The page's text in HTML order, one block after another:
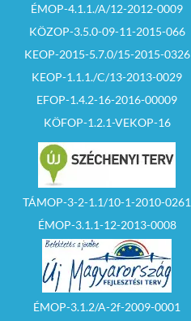
ÉMOP-4.1.1./A/12-2012-0009
KÖZOP-3.5.0-09-11-2015-066
KEOP-2015-5.7.0/15-2015-0326
KEOP-1.1.1./C/13-2013-0029
EFOP-1.4.2-16-2016-00009
KÖFOP-1.2.1-VEKOP-16
TÁMOP-3-2-1.1/10-1-2010-0261
ÉMOP-3.1.1-12-2013-0008
ÉMOP-3.1.2/A-2f-2009-0001